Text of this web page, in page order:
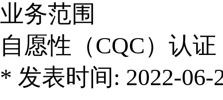
业务范围
自愿性（CQC）认证
* 发表时间: 2022-06-